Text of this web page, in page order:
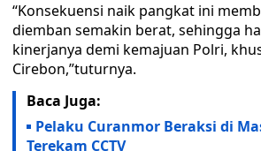
“Konsekuensi naik pangkat ini
diemban semakin berat, sehingga
kinerjanya demi kemajuan Polri,
Cirebon,”tuturnya.
Baca Juga:
Pelaku Curanmor Beraksi di
Terekam CCTV